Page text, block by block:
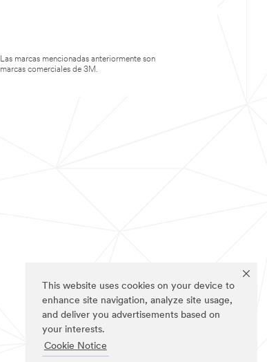
This website uses cookies on your device to
enhance site navigation, analyze site usage,
and deliver you advertisements based on
your interests.
Cookie Notice
Las marcas mencionadas anteriormente son
marcas comerciales de 3M.